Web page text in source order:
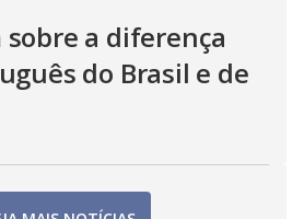
sobre a diferença
do Brasil e de